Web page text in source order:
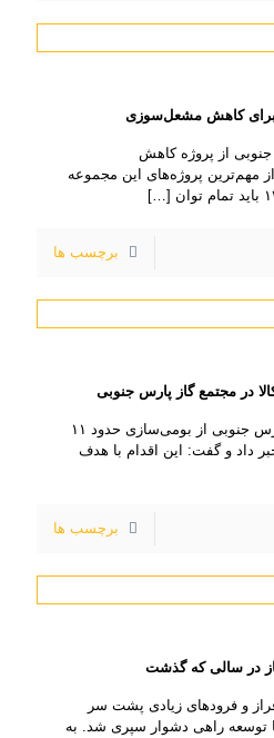
برای کاهش مشعل‌سوزی
از پروژه کاهش
مهم‌ترین پروژه‌های این مجموعه
[…]
برچسب ها
مدیر بازرگانی مجتمع گاز پارس جنوبی از بومی‌سازی حدود ۱۱
خبر داد و گفت: این اقدام با هدف
برچسب ها
در سالی که گذشت
سال ۱۴۰۳ را با فراز و فرودهای زیادی پشت سر
توسعه راهی دشوار سپری شد. به